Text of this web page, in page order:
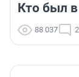
Кто был в
88 037